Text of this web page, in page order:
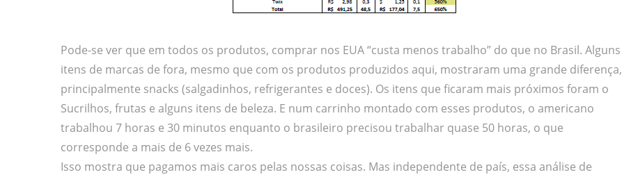
Pode-se ver que em todos os produtos, comprar nos EUA “custa menos trabalho” do que no Brasil. Alguns
itens de marcas de fora, mesmo que com os produtos produzidos aqui, mostraram uma grande diferença,
principalmente snacks (salgadinhos, refrigerantes e doces). Os itens que ficaram mais próximos foram o
Sucrilhos, frutas e alguns itens de beleza. E num carrinho montado com esses produtos, o americano
trabalhou 7 horas e 30 minutos enquanto o brasileiro precisou trabalhar quase 50 horas, o que
corresponde a mais de 6 vezes mais.
Isso mostra que pagamos mais caros pelas nossas coisas. Mas independente de país, essa análise de